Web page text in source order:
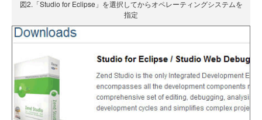
図2.「Studio for Eclipse」を選択してからオペレーティングシステムを
指定